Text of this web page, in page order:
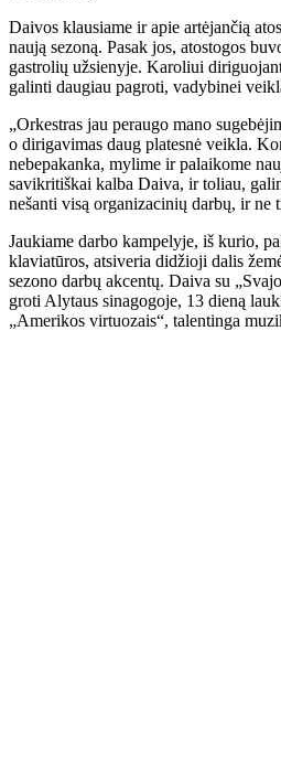
Daivos klausiame ir apie artėjančią
naują sezoną. Pasak jos, atostogos
gastrolių užsienyje. Karoliui
galinti daugiau pagroti, vadybinei
„Orkestras jau peraugo mano
o dirigavimas daug platesnė veikla.
nebepakanka, mylime ir palaikome
savikritiškai kalba Daiva, ir toliau,
nešanti visą organizacinių darbų, ir ne
Jaukiame darbo kampelyje, iš kurio,
klaviatūros, atsiveria didžioji dalis
sezono darbų akcentų. Daiva su
groti Alytaus sinagogoje, 13 dieną
„Amerikos virtuozais“, talentinga